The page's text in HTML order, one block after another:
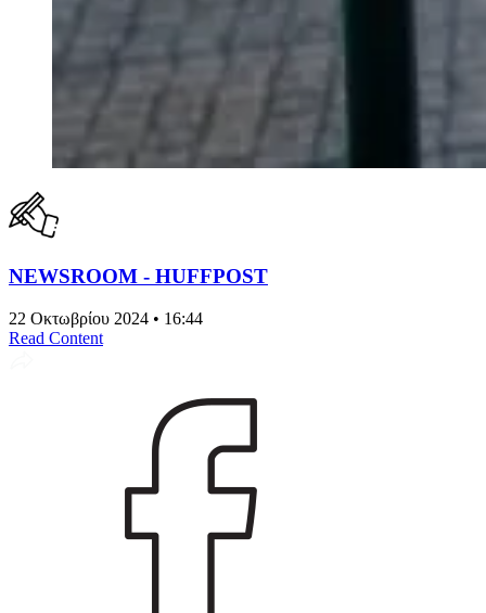
NEWSROOM - HUFFPOST
22 Οκτωβρίου 2024 • 16:44
Read Content